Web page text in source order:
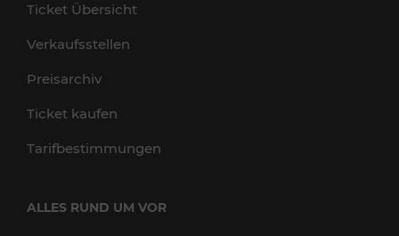
Ticket Übersicht
Verkaufsstellen
Preisarchiv
Ticket kaufen
Tarifbestimmungen
ALLES RUND UM VOR